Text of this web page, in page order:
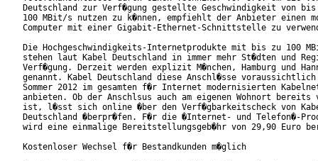
Deutschland zur Verf�gung gestellte Geschwindigkeit von
100 MBit/s nutzen zu k�nnen, empfiehlt der Anbieter einen
Computer mit einer Gigabit-Ethernet-Schnittstelle zu
Die Hochgeschwindigkeits-Internetprodukte mit bis zu 100
stehen laut Kabel Deutschland in immer mehr St�dten und
Verf�gung. Derzeit werden explizit M�nchen, Hamburg und
genannt. Kabel Deutschland diese Anschl�sse
Sommer 2012 im gesamten f�r Internet modernisierten
anbieten. Ob der Anschlsus auch am eigenen Wohnort bereits
ist, l�sst sich online �ber den Verf�gbarkeitscheck von
Deutschland �berpr�fen. F�r die �Internet- und Telefon�-
wird eine einmalige Bereitstellungsgeb�hr von 29,90 Euro
Kostenloser Wechsel f�r Bestandkunden m�glich